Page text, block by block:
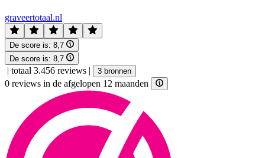
graveertotaal.nl
De score is: 8,7
De score is: 8,7
| totaal 3.456 reviews | 3 bronnen
0 reviews in de afgelopen 12 maanden